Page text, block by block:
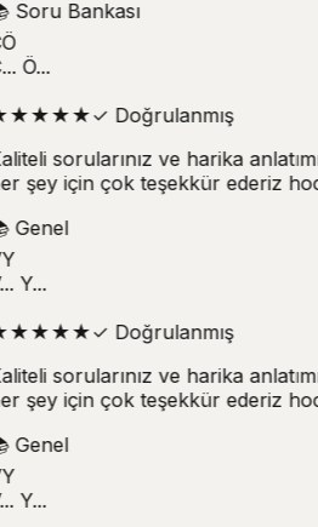
Soru Bankası
Ö...
★★★★✓Doğrulanmış
sorularınız ve harika
şey için çok teşekkür ederiz
Genel
Y...
★★★★✓Doğrulanmış
sorularınız ve harika
şey için çok teşekkür ederiz
Genel
Y...